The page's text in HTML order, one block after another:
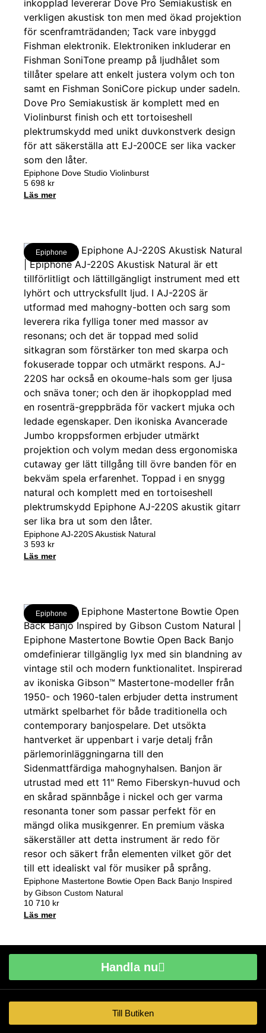
Epiphone Dove Studio Violinburst
5 698 kr
Läs mer
Epiphone
Epiphone AJ-220S Akustisk Natural
3 593 kr
Läs mer
Epiphone
Epiphone Mastertone Bowtie Open Back Banjo Inspired
by Gibson Custom Natural
10 710 kr
Läs mer
Handla nu
Till Butiken